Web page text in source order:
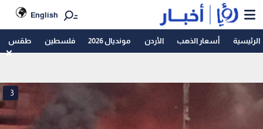
English
الرئيسية أسعار الذهب الأردن مونديال 2026 فلسطين طقس
3